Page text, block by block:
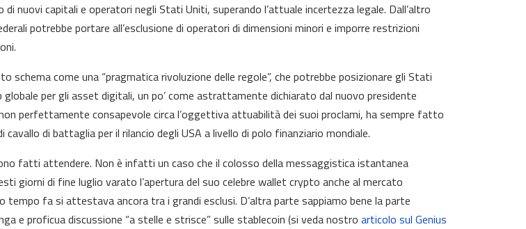
nuovi capitali e operatori negli Stati Uniti, superando l’attuale incertezza legale. Dall’altro
potrebbe portare all’esclusione di operatori di dimensioni minori e imporre restrizioni
schema come una “pragmatica rivoluzione delle regole”, che potrebbe posizionare gli Stati
per gli asset digitali, un po’ come astrattamente dichiarato dal nuovo presidente
perfettamente consapevole circa l’oggettiva attuabilità dei suoi proclami, ha sempre fatto
di battaglia per il rilancio degli USA a livello di polo finanziario mondiale.
fatti attendere. Non è infatti un caso che il colosso della messaggistica istantanea
giorni di fine luglio varato l’apertura del suo celebre wallet crypto anche al mercato
fa si attestava ancora tra i grandi esclusi. D’altra parte sappiamo bene la parte
e proficua discussione “a stelle e strisce” sulle stablecoin (si veda nostro articolo sul Genius